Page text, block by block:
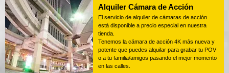
Alquiler Cámara de Acción
El servicio de alquiler de cámaras de acción
está disponible a precio especial en nuestra
tienda.
Tenemos la cámara de acción 4K más nueva y
potente que puedes alquilar para grabar tu POV
o a tu familia/amigos pasando el mejor momento
en las calles.